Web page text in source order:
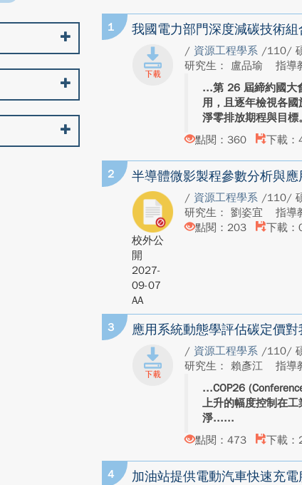
1 我國電力部門深度減碳技術組
/ 資源工程學系 /110/
研究生： 盧品瑜
指導
第 26 屆締約國大
用，且逐年檢視各
淨零排放期程與目
點閱：360
下載：
2 半導體微影製程參數分析與
校外公
開
2027-
09-07
AA
/ 資源工程學系 /110/
研究生： 劉姿宜
指導
點閱：203
下載：
3 應用系統動態學評估碳定價
/ 資源工程學系 /110/
研究生： 賴彥江
指導
COP26
上升的幅度控制在
淨...
點閱：473
下載：
4 加油站提供電動汽車快速充